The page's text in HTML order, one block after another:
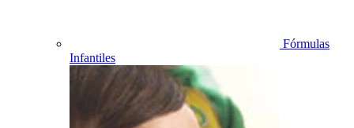
Fórmulas
Infantiles